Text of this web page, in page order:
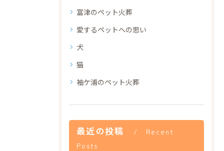
富津のペット火葬
愛するペットへの思い
犬
猫
袖ケ浦のペット火葬
最近の投稿
Recent
Posts